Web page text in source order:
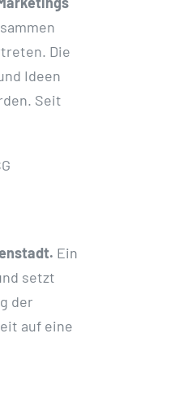
Die
Ideen
Seit
Ein
setzt
der
auf eine